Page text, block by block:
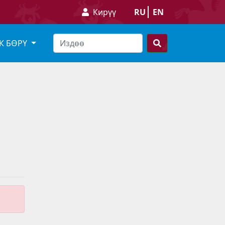
Кирүү RU EN
БӨРҮ